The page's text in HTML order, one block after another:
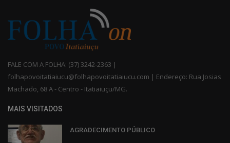
FALE COM A FOLHA: (37) 3242-2363 |
folhapovoitatiaiucu@folhapovoitatiaiucu.com | Endereço: Rua Josias
Machado, 68 A - Centro - Itatiaiuçu/MG.
MAIS VISITADOS
AGRADECIMENTO PÚBLICO